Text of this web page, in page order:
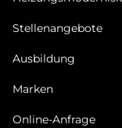
Stellenangebote
Ausbildung
Marken
Online-Anfrage